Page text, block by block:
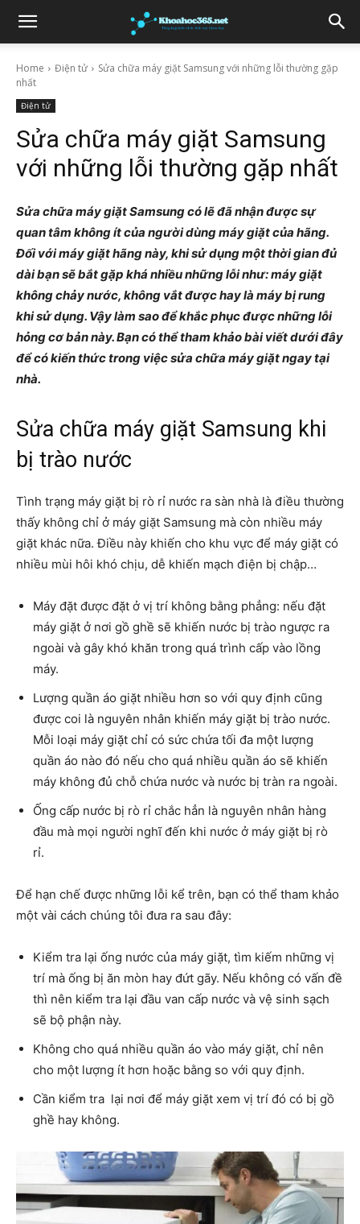
Home Điện tử
Sửa chữa máy giặt Samsung với những lỗi thường gặp
nhất
Điện tử
Sửa chữa máy giặt Samsung
với những lỗi thường gặp nhất
Sửa chữa máy giặt Samsung có lẽ đã nhận được sự
quan tâm không ít của người dùng máy giặt của hãng.
Đối với máy giặt hãng này, khi sử dụng một thời gian đủ
dài bạn sẽ bắt gặp khá nhiều những lỗi như: máy giặt
không chảy nước, không vắt được hay là máy bị rung
khi sử dụng. Vậy làm sao để khắc phục được những lỗi
hỏng cơ bản này. Bạn có thể tham khảo bài viết dưới đây
để có kiến thức trong việc sửa chữa máy giặt ngay tại
nhà.
Sửa chữa máy giặt Samsung khi
bị trào nước
Tình trạng máy giặt bị rò rỉ nước ra sàn nhà là điều thường
thấy không chỉ ở máy giặt Samsung mà còn nhiều máy
giặt khác nữa. Điều này khiến cho khu vực để máy giặt có
nhiều mùi hôi khó chịu, dễ khiến mạch điện bị chập…
Máy đặt được đặt ở vị trí không bằng phẳng: nếu đặt
máy giặt ở nơi gồ ghề sẽ khiến nước bị trào ngược ra
ngoài và gây khó khăn trong quá trình cấp vào lồng
máy.
Lượng quần áo giặt nhiều hơn so với quy định cũng
được coi là nguyên nhân khiến máy giặt bị trào nước.
Mỗi loại máy giặt chỉ có sức chứa tối đa một lượng
quần áo nào đó nếu cho quá nhiều quần áo sẽ khiến
máy không đủ chỗ chứa nước và nước bị tràn ra ngoài.
Ống cấp nước bị rò rỉ chắc hẳn là nguyên nhân hàng
đầu mà mọi người nghĩ đến khi nước ở máy giặt bị rò
rỉ.
Để hạn chế được những lỗi kể trên, bạn có thể tham khảo
một vài cách chúng tôi đưa ra sau đây:
Kiểm tra lại ống nước của máy giặt, tìm kiếm những vị
trí mà ống bị ăn mòn hay đứt gãy. Nếu không có vấn đề
thì nên kiểm tra lại đầu van cấp nước và vệ sinh sạch
sẽ bộ phận này.
Không cho quá nhiều quần áo vào máy giặt, chỉ nên
cho một lượng ít hơn hoặc bằng so với quy định.
Cần kiểm tra lại nơi để máy giặt xem vị trí đó có bị gồ
ghề hay không.